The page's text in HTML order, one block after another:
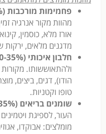
פחמימות מורכבות (45-65% מסך הקלוריות):
מהוות מקור אנרגיה
אורז מלא, כוסמין,
מדגנים מלאים, ירקות
חלבון איכותי (10-35%):
ולהתאוששותו.
הודו), דגים, ביצים,
טופו וקטניות.
שומנים בריאים (20-35%):
העור, לספיגת
מומלצים: אבוקדו,